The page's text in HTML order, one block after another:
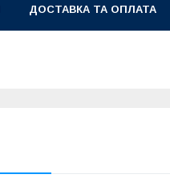
ДОСТАВКА ТА ОПЛАТА